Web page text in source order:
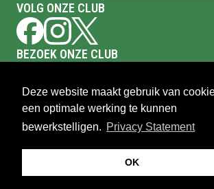
Deze website maakt gebruik van
een optimale werking te kunnen
bewerkstelligen. Privacy Statement
OK
VOLG ONZE CLUB
BEZOEK ONZE CLUB
Cornelis Dirkszoonlaan 342
1141XS Monnickendam
Tel.0299-651291